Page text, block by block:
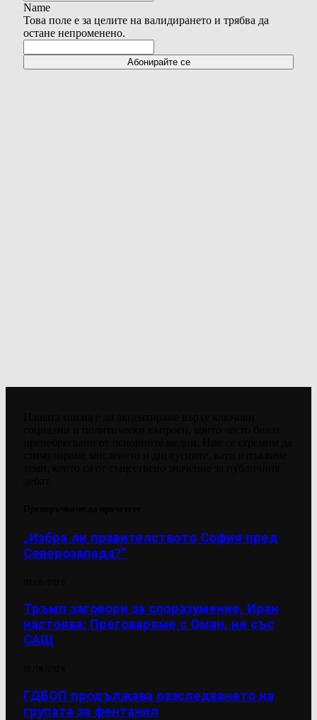
Name
Това поле е за целите на валидирането и трябва да
остане непроменено.
„Избра ли правителството София пред
Северозапада?“
Тръмп заговори за споразумение, Иран
настоява: Преговаряме с Оман, не със
САЩ
ГДБОП продължава разследването на
групата за фентанил